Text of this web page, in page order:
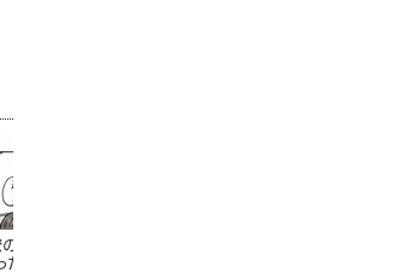
仕事をせっ
たのに感謝